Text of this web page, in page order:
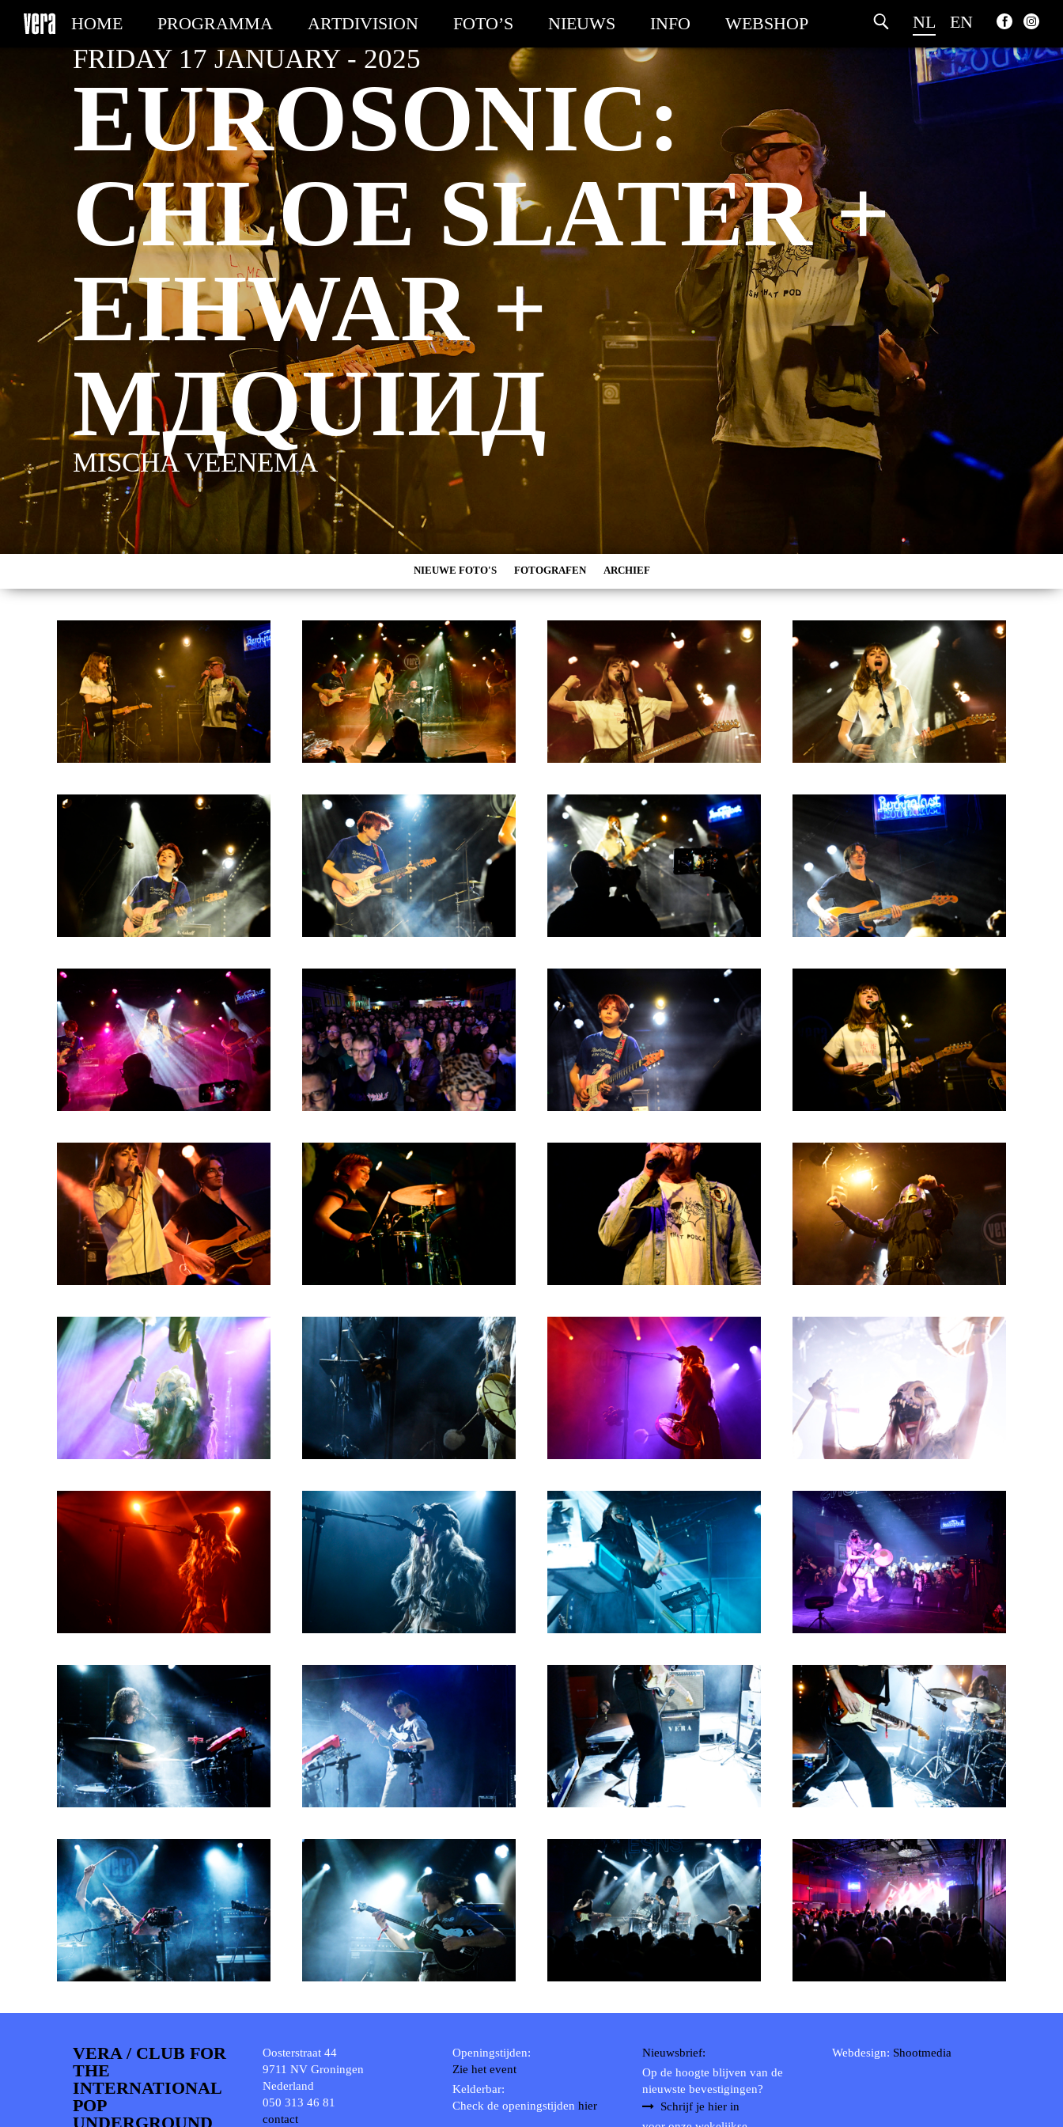
NL EN
HOME PROGRAMMA ARTDIVISION FOTO’S NIEUWS INFO WEBSHOP
MIJN TICKETS
FRIDAY 17 JANUARY - 2025
EUROSONIC:
CHLOE SLATER +
EIHWAR +
MДQUIИД
MISCHA VEENEMA
NIEUWE FOTO'S FOTOGRAFEN
MARC DE KROSSE
SIMONE V/D HEIJDEN
PEER
MISCHA VEENEMA
JEROEN DEKKER
BOB DE VRIES
RICHARD POSTMA
SASKIA LUDDEN
CASHMYRA ROZENDAAL
MARTSEN HUT
ARSEN TSKHAY
ERYN BOSMA
ELINE KAMMINGA
KAREN SAAMAN
ARCHIEF
2026
2025
2023
2022
2021
2020
2019
2017
2016
2015
2014
2013
2009
2008
2007
2006
2005
2004
2003
1996
1993
1992
1989
1985
1982
1979
VERA / CLUB FOR
THE
INTERNATIONAL
POP
UNDERGROUND
Oosterstraat 44
9711 NV Groningen
Nederland
050 313 46 81
contact
Openingstijden:
Zie het event
Kelderbar:
Check de openingstijden hier
Nieuwsbrief:
Op de hoogte blijven van de
nieuwste bevestigingen?
Schrijf je hier in
Webdesign: Shootmedia